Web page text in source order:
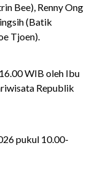
Bee), Renny Ong
(Batik
Tjoen).
WIB oleh Ibu
Republik
pukul 10.00-